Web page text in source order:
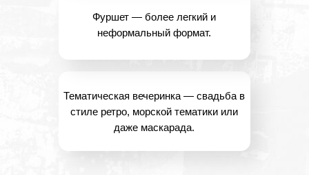
ФОТО НАШИХ СВАДЕБ